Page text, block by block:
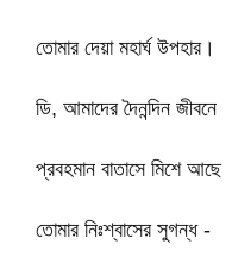
তোমার দেয়া মহার্ঘ উপহার।
ডি, আমাদের দৈনন্দিন জীবনে
প্রবহমান বাতাসে মিশে আছে
তোমার নিঃশ্বাসের সুগন্ধ -